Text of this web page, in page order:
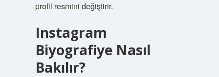
profil resmini değiştirir.
Instagram
Biyografiye Nasıl
Bakılır?